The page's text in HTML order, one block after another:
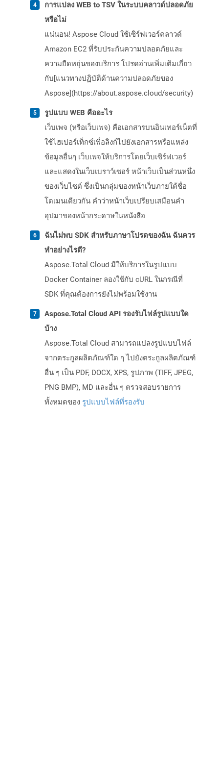
การแปลง WEB to TSV ในระบบคลาวด์ปลอดภัย
หรือไม่
แน่นอน! Aspose Cloud ใช้เซิร์ฟเวอร์คลาวด์
Amazon EC2 ที่รับประกันความปลอดภัยและ
ความยืดหยุ่นของบริการ โปรดอ่านเพิ่มเติมเกี่ยว
กับ[แนวทางปฏิบัติด้านความปลอดภัยของ
Aspose](https://about.aspose.cloud/security)
รูปแบบ WEB คืออะไร
เว็บเพจ (หรือเว็บเพจ) คือเอกสารบนอินเทอร์เน็ตที่
ใช้ไฮเปอร์เท็กซ์เพื่อลิงก์ไปยังเอกสารหรือแหล่ง
ข้อมูลอื่นๆ เว็บเพจให้บริการโดยเว็บเซิร์ฟเวอร์
และแสดงในเว็บเบราว์เซอร์ หน้าเว็บเป็นส่วนหนึ่ง
ของเว็บไซต์ ซึ่งเป็นกลุ่มของหน้าเว็บภายใต้ชื่อ
โดเมนเดียวกัน คำว่าหน้าเว็บเปรียบเสมือนคำ
อุปมาของหน้ากระดาษในหนังสือ
ฉันไม่พบ SDK สำหรับภาษาโปรดของฉัน ฉันควร
ทำอย่างไรดี?
Aspose.Total Cloud มีให้บริการในรูปแบบ
Docker Container ลองใช้กับ cURL ในกรณีที่
SDK ที่คุณต้องการยังไม่พร้อมใช้งาน
Aspose.Total Cloud API รองรับไฟล์รูปแบบใด
บ้าง
Aspose.Total Cloud สามารถแปลงรูปแบบไฟล์
จากตระกูลผลิตภัณฑ์ใด ๆ ไปยังตระกูลผลิตภัณฑ์
อื่น ๆ เป็น PDF, DOCX, XPS, รูปภาพ (TIFF, JPEG,
PNG BMP), MD และอื่น ๆ ตรวจสอบรายการ
ทั้งหมดของ รูปแบบไฟล์ที่รองรับ